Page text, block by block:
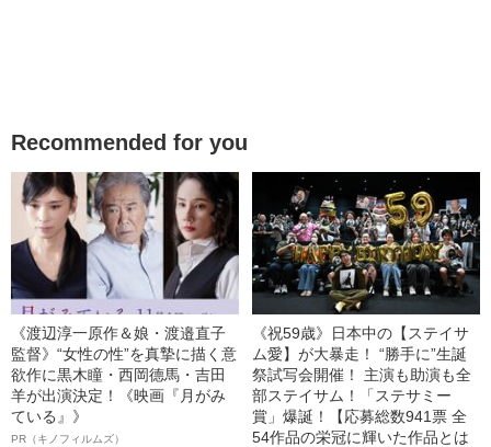
Recommended for you
《渡辺淳一原作＆娘・渡邉直子
監督》“女性の性”を真摯に描く意
欲作に黒木瞳・西岡德馬・吉田
羊が出演決定！《映画『月がみ
ている』》
PR（キノフィルムズ）
《祝59歳》日本中の【ステイサ
ム愛】が大暴走！ “勝手に”生誕
祭試写会開催！ 主演も助演も全
部ステイサム！「ステサミー
賞」爆誕！【応募総数941票 全
54作品の栄冠に輝いた作品とは